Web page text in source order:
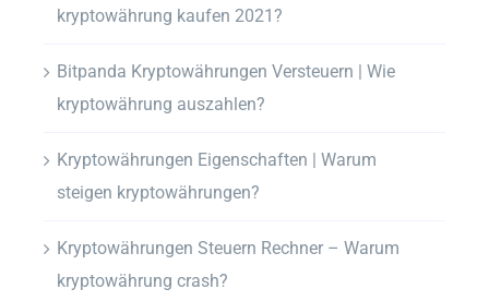
kryptowährung kaufen 2021?
Bitpanda Kryptowährungen Versteuern | Wie
kryptowährung auszahlen?
Kryptowährungen Eigenschaften | Warum
steigen kryptowährungen?
Kryptowährungen Steuern Rechner – Warum
kryptowährung crash?